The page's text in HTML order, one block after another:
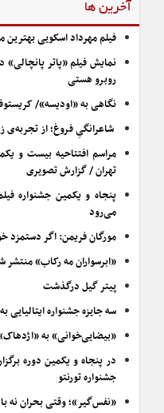
آخرین ها
فیلم مهرداد اسکویی
نمایش فیلم «پاتر پانچالی»
روبرو هستی
نگاهی به «اودیسه»/
شاعرانگیِ فروغ؛ از تجربه‌ی
مراسم افتتاحیه بیست و
تهران / گزارش تصویری
پنجاه و یکمین جشنواره
می‌رود
مورگان فریمن: اگر دستمزد
«ابرسواران مه رکاب» منتشر
پیتر گیل درگذشت
سه جایزه جشنواره ایتالیایی
«بیضایی‌خوانی» به
در پنجاه و یکمین دوره
جشنواره تورنتو
«نفس‌گیر»؛ وقتی بحران نه